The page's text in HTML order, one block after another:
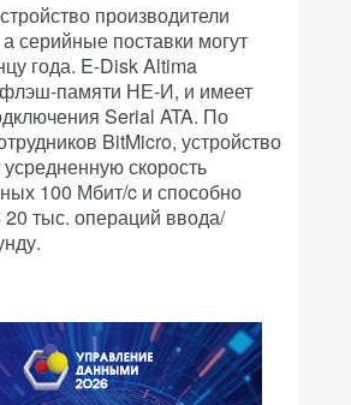
производители
серийные поставки могут
года. E-Disk Altima
памяти НЕ-И, и имеет
Serial ATA. По
BitMicro, устройство
скорость
100 Мбит/c и способно
тыс. операций ввода/